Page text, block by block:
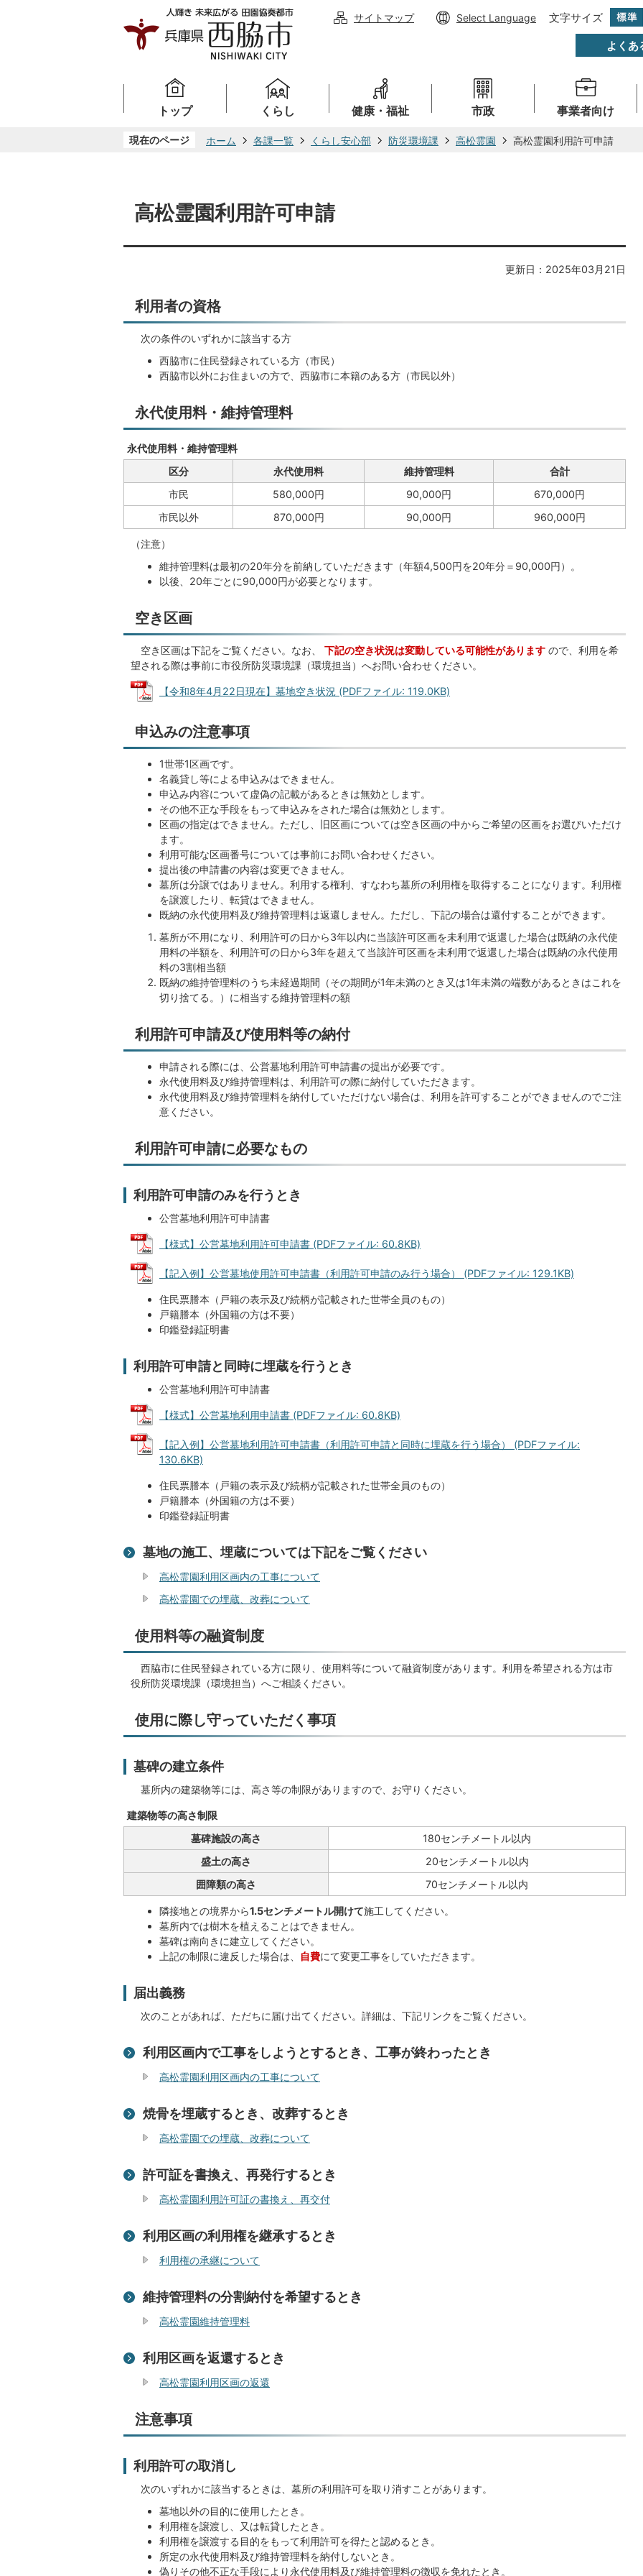
サイトマップ Select Language 文字サイズ
よくあ
トップ くらし 健康・福祉 市政 事業者向け
現在のページ ホーム 各課一覧 くらし安心部 防災環境課 高松霊園 高松霊園利用許可申請
高松霊園利用許可申請
更新日：2025年03月21日
利用者の資格
次の条件のいずれかに該当する方
西脇市に住民登録されている方（市民）
西脇市以外にお住まいの方で、西脇市に本籍のある方（市民以外）
永代使用料・維持管理料
永代使用料・維持管理料
区分
永代使用料 維持管理料
合計
市民
580,000円 90,000円
670,000円
市民以外
870,000円 90,000円 960,000円
（注意）
維持管理料は最初の20年分を前納していただきます（年額4,500円を20年分＝90,000円）。
以後、20年ごとに90,000円が必要となります。
空き区画
空き区画は下記をご覧ください。なお、 下記の空き状況は変動している可能性があります ので、利用を希
望される際は事前に市役所防災環境課（環境担当）へお問い合わせください。
【令和8年4月22日現在】墓地空き状況 (PDFファイル: 119.0KB)
申込みの注意事項
1世帯1区画です。
名義貸し等による申込みはできません。
申込み内容について虚偽の記載があるときは無効とします。
その他不正な手段をもって申込みをされた場合は無効とします。
区画の指定はできません。ただし、旧区画については空き区画の中からご希望の区画をお選びいただけ
ます。
利用可能な区画番号については事前にお問い合わせください。
提出後の申請書の内容は変更できません。
墓所は分譲ではありません。利用する権利、すなわち墓所の利用権を取得することになります。利用権
を譲渡したり、転貸はできません。
既納の永代使用料及び維持管理料は返還しません。ただし、下記の場合は還付することができます。
墓所が不用になり、利用許可の日から3年以内に当該許可区画を未利用で返還した場合は既納の永代使
用料の半額を、利用許可の日から3年を超えて当該許可区画を未利用で返還した場合は既納の永代使用
料の3割相当額
既納の維持管理料のうち未経過期間（その期間が1年未満のとき又は1年未満の端数があるときはこれを
切り捨てる。）に相当する維持管理料の額
利用許可申請及び使用料等の納付
申請される際には、公営墓地利用許可申請書の提出が必要です。
永代使用料及び維持管理料は、利用許可の際に納付していただきます。
永代使用料及び維持管理料を納付していただけない場合は、利用を許可することができませんのでご注
意ください。
利用許可申請に必要なもの
利用許可申請のみを行うとき
公営墓地利用許可申請書
【様式】公営墓地利用許可申請書 (PDFファイル: 60.8KB)
【記入例】公営墓地使用許可申請書（利用許可申請のみ行う場合） (PDFファイル: 129.1KB)
住民票謄本（戸籍の表示及び続柄が記載された世帯全員のもの）
戸籍謄本（外国籍の方は不要）
印鑑登録証明書
利用許可申請と同時に埋蔵を行うとき
公営墓地利用許可申請書
【様式】公営墓地利用申請書 (PDFファイル: 60.8KB)
【記入例】公営墓地利用許可申請書（利用許可申請と同時に埋蔵を行う場合） (PDFファイル:
130.6KB)
住民票謄本（戸籍の表示及び続柄が記載された世帯全員のもの）
戸籍謄本（外国籍の方は不要）
印鑑登録証明書
墓地の施工、埋蔵については下記をご覧ください
高松霊園利用区画内の工事について
高松霊園での埋蔵、改葬について
使用料等の融資制度
西脇市に住民登録されている方に限り、使用料等について融資制度があります。利用を希望される方は市
役所防災環境課（環境担当）へご相談ください。
使用に際し守っていただく事項
墓碑の建立条件
墓所内の建築物等には、高さ等の制限がありますので、お守りください。
建築物等の高さ制限
墓碑施設の高さ
180センチメートル以内
盛土の高さ
20センチメートル以内
囲障類の高さ
70センチメートル以内
隣接地との境界から1.5センチメートル開けて施工してください。
墓所内では樹木を植えることはできません。
墓碑は南向きに建立してください。
上記の制限に違反した場合は、
自費にて変更工事をしていただきます。
届出義務
次のことがあれば、ただちに届け出てください。詳細は、下記リンクをご覧ください。
利用区画内で工事をしようとするとき、工事が終わったとき
高松霊園利用区画内の工事について
焼骨を埋蔵するとき、改葬するとき
高松霊園での埋蔵、改葬について
許可証を書換え、再発行するとき
高松霊園利用許可証の書換え、再交付
利用区画の利用権を継承するとき
利用権の承継について
維持管理料の分割納付を希望するとき
高松霊園維持管理料
利用区画を返還するとき
高松霊園利用区画の返還
注意事項
利用許可の取消し
次のいずれかに該当するときは、墓所の利用許可を取り消すことがあります。
墓地以外の目的に使用したとき。
利用権を譲渡し、又は転貸したとき。
利用権を譲渡する目的をもって利用許可を得たと認めるとき。
所定の永代使用料及び維持管理料を納付しないとき。
偽りその他不正な手段により永代使用料及び維持管理料の徴収を免れたとき。